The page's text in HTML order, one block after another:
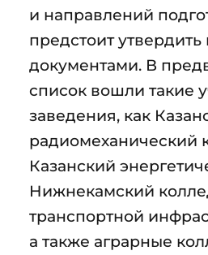
и направлений
предстоит
документами. В
список вошли такие
заведения, как
радиомеханический
Казанский
Нижнекамский
транспортной
а также аграрные